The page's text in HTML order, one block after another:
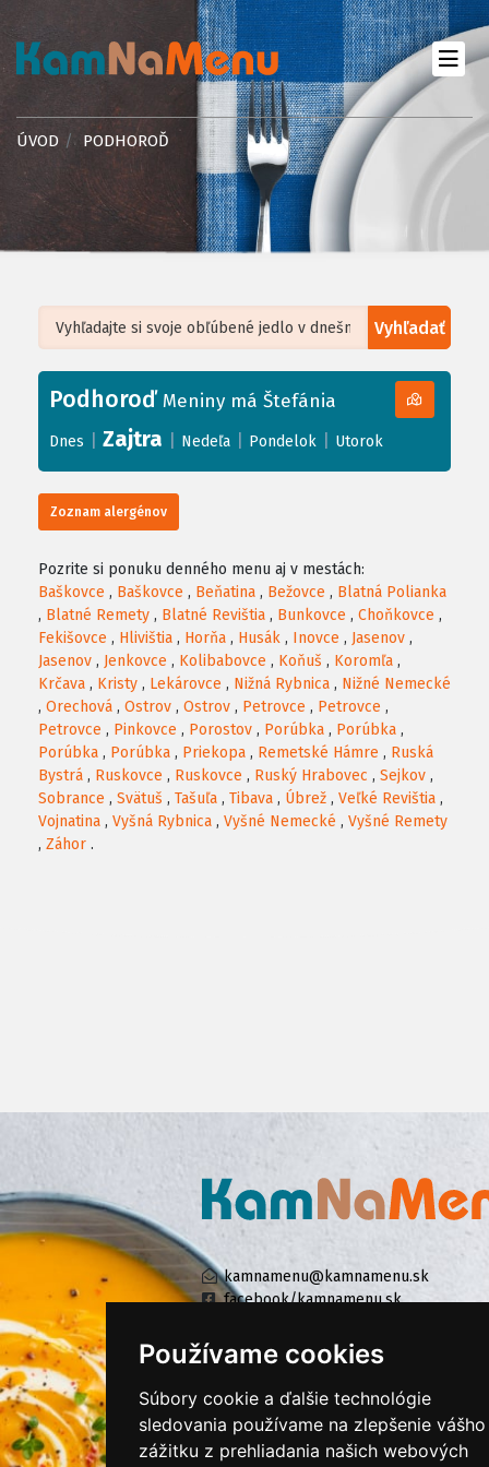
Používame cookies
Súbory cookie a ďalšie technológie
sledovania používame na zlepšenie vášho
zážitku z prehliadania našich webových
ÚVOD PODHOROĎ
Vyhľadať
+
−
Leaflet| ©OpenStreetMap, Tiles courtesy ofHumanitarian OpenStreetMap
PodhoroďMeniny má Štefánia
Dnes Zajtra Nedeľa Pondelok Utorok
Zoznam alergénov
Pozrite si ponuku denného menu aj v mestách:
Baškovce , Baškovce , Beňatina , Bežovce , Blatná Polianka
, Blatné Remety , Blatné Revištia , Bunkovce , Choňkovce ,
Fekišovce , Hlivištia , Horňa , Husák , Inovce , Jasenov ,
Jasenov , Jenkovce , Kolibabovce , Koňuš , Koromľa ,
Krčava , Kristy , Lekárovce , Nižná Rybnica , Nižné Nemecké
, Orechová , Ostrov , Ostrov , Petrovce , Petrovce ,
Petrovce , Pinkovce , Porostov , Porúbka , Porúbka ,
Porúbka , Porúbka , Priekopa , Remetské Hámre , Ruská
Bystrá , Ruskovce , Ruskovce , Ruský Hrabovec , Sejkov ,
Sobrance , Svätuš , Tašuľa , Tibava , Úbrež , Veľké Revištia ,
Vojnatina , Vyšná Rybnica , Vyšné Nemecké , Vyšné Remety
, Záhor .
kamnamenu@kamnamenu.sk
facebook/kamnamenu.sk
KONTAKTUJTE NÁS